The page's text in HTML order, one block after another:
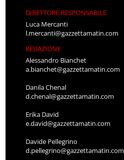
DIRETTORE RESPONSABILE
Luca Mercanti
l.mercanti@gazzettamatin.com
REDAZIONE
Alessandro Bianchet
a.bianchet@gazzettamatin.com
Danila Chenal
d.chenal@gazzettamatin.com
Erika David
e.david@gazzettamatin.com
Davide Pellegrino
d.pellegrino@gazzettamatin.com